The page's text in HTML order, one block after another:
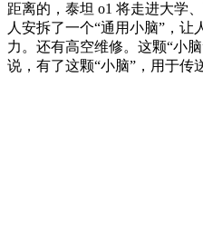
距离的，泰坦 o1 将走进大学
人安拆了一个“通用小脑”，让
力。还有高空维修。这颗“小
说，有了这颗“小脑”，用于传